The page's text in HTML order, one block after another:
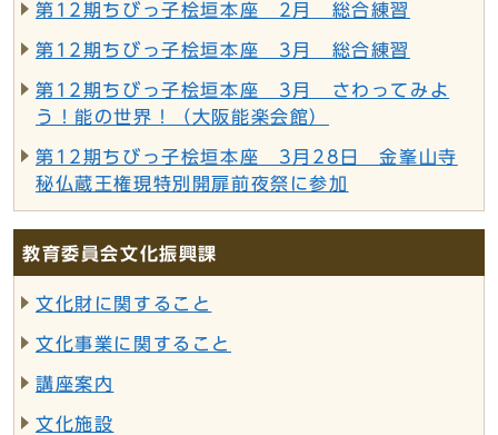
第12期ちびっ子桧垣本座 2月 総合練習
第12期ちびっ子桧垣本座 3月 総合練習
第12期ちびっ子桧垣本座 3月 さわってみよ
う！能の世界！（大阪能楽会館）
第12期ちびっ子桧垣本座 3月28日 金峯山寺
秘仏蔵王権現特別開扉前夜祭に参加
教育委員会文化振興課
文化財に関すること
文化事業に関すること
講座案内
文化施設